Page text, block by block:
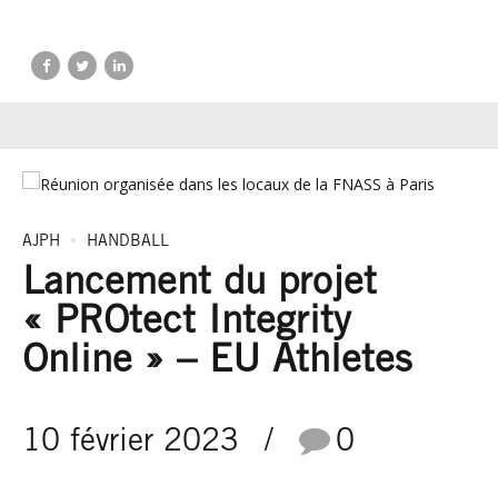
AJPH HANDBALL
Lancement du projet
« PROtect Integrity
Online » – EU Athletes
10 février 2023 0